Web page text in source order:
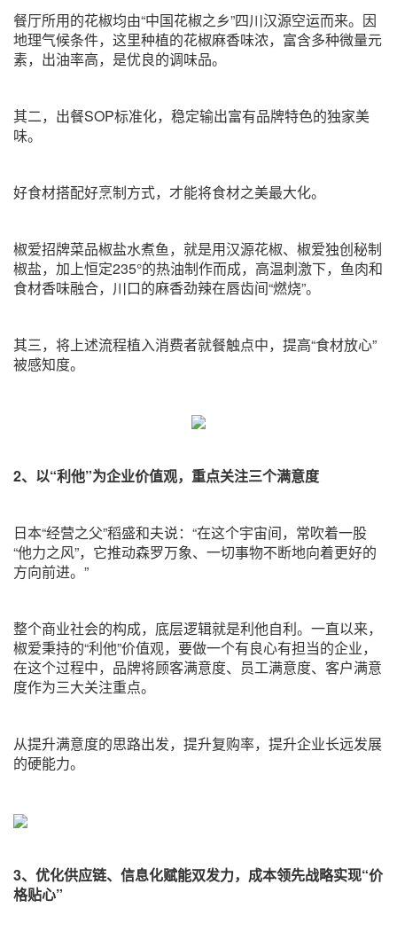
餐厅所用的花椒均由“中国花椒之乡”四川汉源空运而来。因
地理气候条件，这里种植的花椒麻香味浓，富含多种微量元
素，出油率高，是优良的调味品。
其二，出餐SOP标准化，稳定输出富有品牌特色的独家美
味。
好食材搭配好烹制方式，才能将食材之美最大化。
椒爱招牌菜品椒盐水煮鱼，就是用汉源花椒、椒爱独创秘制
椒盐，加上恒定235°的热油制作而成，高温刺激下，鱼肉和
食材香味融合，川口的麻香劲辣在唇齿间“燃烧”。
其三，将上述流程植入消费者就餐触点中，提高“食材放心”
被感知度。
2、以“利他”为企业价值观，重点关注三个满意度
日本“经营之父”稻盛和夫说：“在这个宇宙间，常吹着一股
“他力之风”，它推动森罗万象、一切事物不断地向着更好的
方向前进。”
整个商业社会的构成，底层逻辑就是利他自利。一直以来，
椒爱秉持的“利他”价值观，要做一个有良心有担当的企业，
在这个过程中，品牌将顾客满意度、员工满意度、客户满意
度作为三大关注重点。
从提升满意度的思路出发，提升复购率，提升企业长远发展
的硬能力。
3、优化供应链、信息化赋能双发力，成本领先战略实现“价
格贴心”